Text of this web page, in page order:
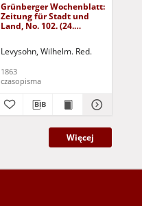
Grünberger Wochenblatt:
Zeitung für Stadt und
Land, No. 102. (24.
Levysohn, Wilhelm. Red.
1863
czasopisma
Więcej